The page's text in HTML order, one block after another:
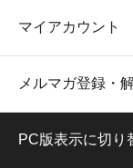
マイアカウント
メルマガ登録・
PC版表示に切り